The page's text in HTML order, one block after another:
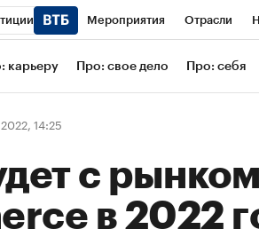
Мероприятия Отрасли
РБК Образование РБК Life
карьеру Про: свое дело Про: себя
14:25
с
в 2022